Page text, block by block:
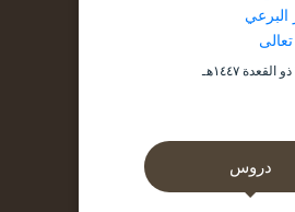
البرعي
الخميس ۲۰ ذو القعدة ۱٤٤۷هـ
دروس